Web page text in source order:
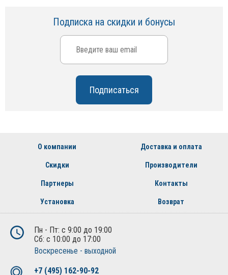
Подписка на скидки и бонусы
О компании Доставка и оплата
Скидки Производители
Партнеры Контакты
Установка Возврат
Пн - Пт: с 9:00 до 19:00
Сб: с 10:00 до 17:00
Воскресенье - выходной
+7 (495) 162-90-92